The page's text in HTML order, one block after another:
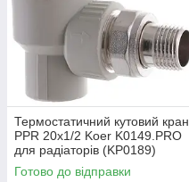
Термостатичний кутовий кран
PPR 20x1/2 Koer K0149.PRO
для радіаторів (KP0189)
Готово до відправки